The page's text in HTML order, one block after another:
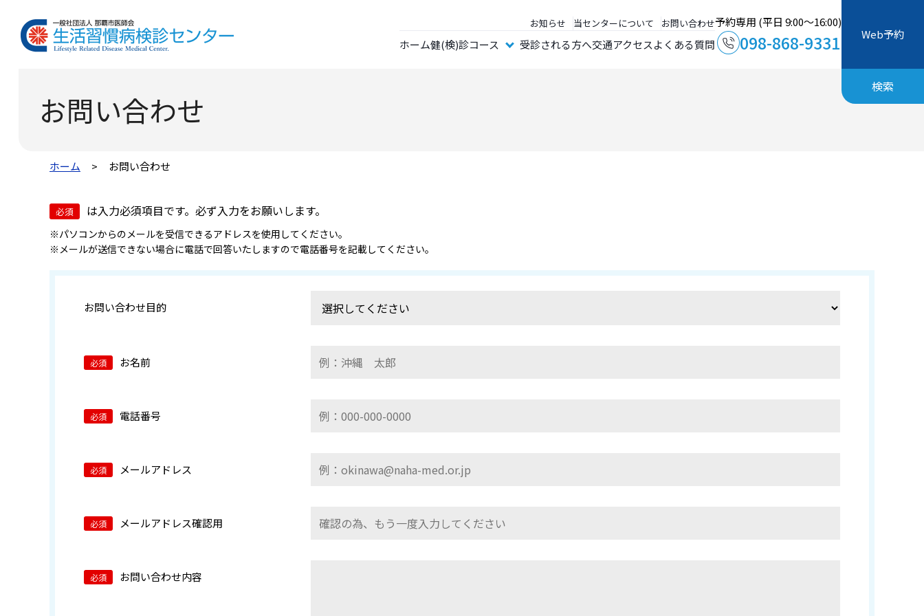
お知らせ 当センターについて お問い合わせ
ホーム健(検)診コース 受診される方へ交通アクセスよくある質問
予約専用 (平日 9:00～16:00)
098-868-9331 Web予約
検索
お問い合わせ
ホーム お問い合わせ
必須 は入力必須項目です。必ず入力をお願いします。
※パソコンからのメールを受信できるアドレスを使用してください。
※メールが送信できない場合に電話で回答いたしますので電話番号を記載してください。
お問い合わせ目的
お名前
電話番号
メールアドレス
メールアドレス確認用
お問い合わせ内容